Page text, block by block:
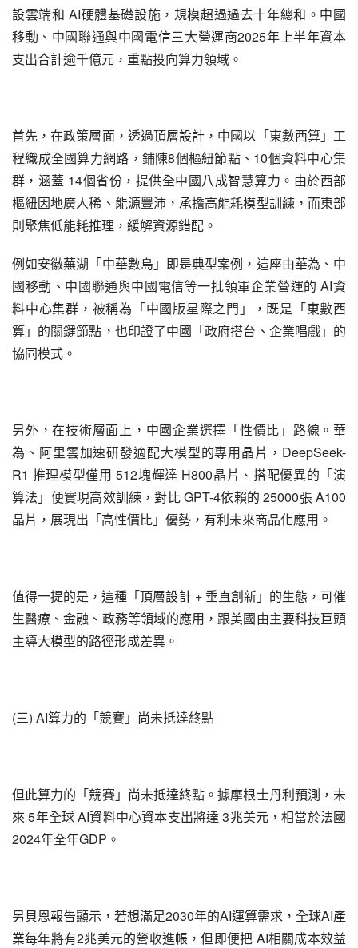
設雲端和 AI硬體基礎設施，規模超過過去十年總和。中國
移動、中國聯通與中國電信三大營運商2025年上半年資本
支出合計逾千億元，重點投向算力領域。
首先，在政策層面，透過頂層設計，中國以「東數西算」工
程織成全國算力網路，鋪陳8個樞紐節點、10個資料中心集
群，涵蓋 14個省份，提供全中國八成智慧算力。由於西部
樞紐因地廣人稀、能源豐沛，承擔高能耗模型訓練，而東部
則聚焦低能耗推理，緩解資源錯配。
例如安徽蕪湖「中華數島」即是典型案例，這座由華為、中
國移動、中國聯通與中國電信等一批領軍企業營運的 AI資
料中心集群，被稱為「中國版星際之門」，既是「東數西
算」的關鍵節點，也印證了中國「政府搭台、企業唱戲」的
協同模式。
另外，在技術層面上，中國企業選擇「性價比」路線。華
為、阿里雲加速研發適配大模型的專用晶片，DeepSeek-
R1 推理模型僅用 512塊輝達 H800晶片、搭配優異的「演
算法」便實現高效訓練，對比 GPT-4依賴的 25000張 A100
晶片，展現出「高性價比」優勢，有利未來商品化應用。
值得一提的是，這種「頂層設計 + 垂直創新」的生態，可催
生醫療、金融、政務等領域的應用，跟美國由主要科技巨頭
主導大模型的路徑形成差異。
(三) AI算力的「競賽」尚未抵達終點
但此算力的「競賽」尚未抵達終點。據摩根士丹利預測，未
來 5年全球 AI資料中心資本支出將達 3兆美元，相當於法國
2024年全年GDP。
另貝恩報告顯示，若想滿足2030年的AI運算需求，全球AI產
業每年將有2兆美元的營收進帳，但即便把 AI相關成本效益